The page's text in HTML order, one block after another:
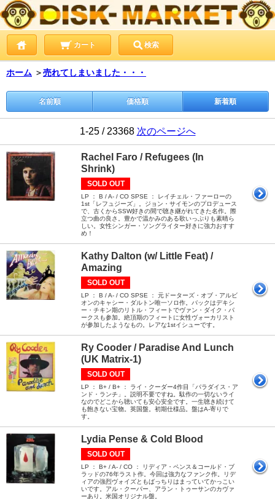
カート 検索
ホーム ＞売れてしまいました・・・
名前順 価格順 新着順
1-25 / 23368 次のページへ
Rachel Faro / Refugees (In
Shrink)
SOLD OUT
LP ： B / A- / CO SPSE ： レイチェル・ファーローの
1st「レフュジーズ」。ジョン・サイモンのプロデュース
で、古くからSSW好きの間で聴き継がれてきた名作。際
立つ曲の良さ。豊かで温かみのある歌いっぷりも素晴ら
しい。女性シンガー・ソングライター好きに強力おすす
め！
Kathy Dalton (w/ Little Feat) /
Amazing
SOLD OUT
LP ： B / A- / CO SPSE ： 元ドーターズ・オブ・アルビ
オンのキャシー・ダルトン唯一ソロ作。バックはデキシ
ー・チキン期のリトル・フィートでヴァン・ダイク・パ
ークスも参加。絶頂期のフィートに女性ヴォーカリスト
が参加したようなもの。レアな1stイシューです。
Ry Cooder / Paradise And Lunch
(UK Matrix-1)
SOLD OUT
LP ： B+ / B+ ： ライ・クーダー4作目「パラダイス・ア
ンド・ランチ」。説明不要ですね。駄作の一切ないライ
なのでどこから聴いても安心安全です。一生聴き続けて
も飽きない宝物。英国盤。初期仕様品。盤はA-寄りで
す。
Lydia Pense & Cold Blood
SOLD OUT
LP ： B+ / A- / CO ： リディア・ペンス＆コールド・ブ
ラッドの76年ラスト作。今回は強力なファンク作。リデ
ィアの強烈ヴォイズともばっちりはまっていてかっこい
いです。アル・クーパー、アラン・トゥーサンのカヴァ
ーあり。米国オリジナル盤。